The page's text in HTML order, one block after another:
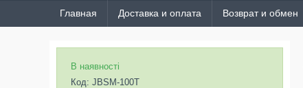
Главная Доставка и оплата Возврат и обмен
В наявності
Код: JBSM-100T